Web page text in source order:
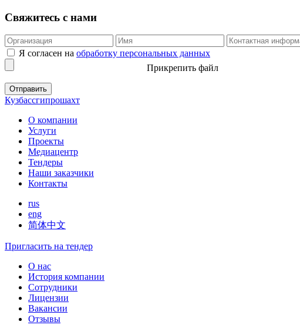
Свяжитесь с нами
Я согласен на обработку персональных данных
Прикрепить файл
Кузбассгипрошахт
О компании
Услуги
Проекты
Медиацентр
Тендеры
Наши заказчики
Контакты
rus
eng
简体中文
Пригласить на тендер
О нас
История компании
Сотрудники
Лицензии
Вакансии
Отзывы